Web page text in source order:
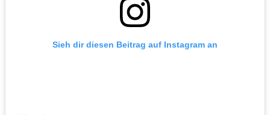
Sieh dir diesen Beitrag auf Instagram an